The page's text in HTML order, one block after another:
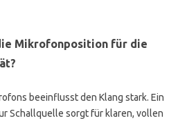
Mikrofonposition für die
beeinflusst den Klang stark. Ein
Schallquelle sorgt für klaren, vollen